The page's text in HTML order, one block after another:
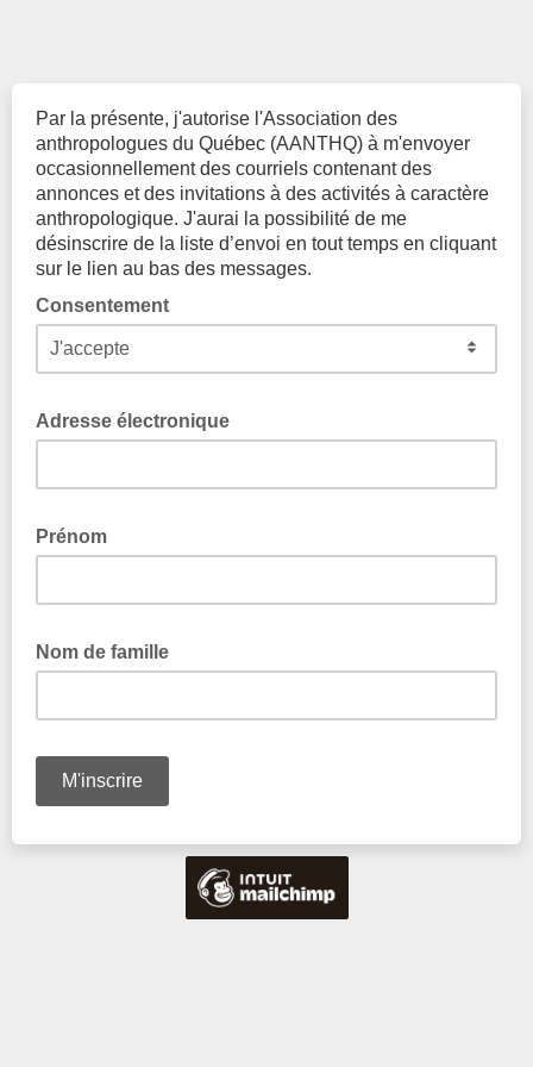
Par la présente, j'autorise l'Association des
anthropologues du Québec (AANTHQ) à m'envoyer
occasionnellement des courriels contenant des
annonces et des invitations à des activités à caractère
anthropologique. J'aurai la possibilité de me
désinscrire de la liste d’envoi en tout temps en cliquant
sur le lien au bas des messages.
Consentement
Adresse électronique
Prénom
Nom de famille